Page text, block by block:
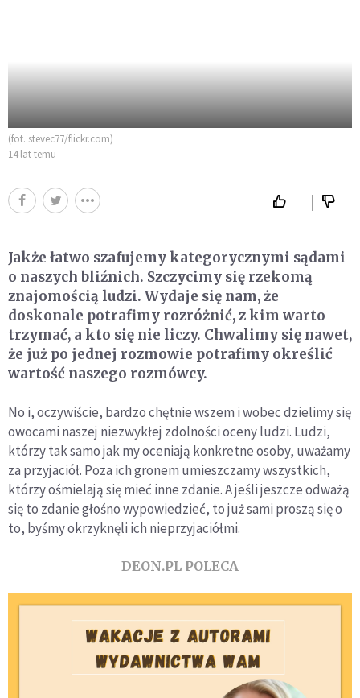
(fot. stevec77/flickr.com)
14 lat temu
Jakże łatwo szafujemy kategorycznymi sądami
o naszych bliźnich. Szczycimy się rzekomą
znajomością ludzi. Wydaje się nam, że
doskonale potrafimy rozróżnić, z kim warto
trzymać, a kto się nie liczy. Chwalimy się nawet,
że już po jednej rozmowie potrafimy określić
wartość naszego rozmówcy.
No i, oczywiście, bardzo chętnie wszem i wobec dzielimy się
owocami naszej niezwykłej zdolności oceny ludzi. Ludzi,
którzy tak samo jak my oceniają konkretne osoby, uważamy
za przyjaciół. Poza ich gronem umieszczamy wszystkich,
którzy ośmielają się mieć inne zdanie. A jeśli jeszcze odważą
się to zdanie głośno wypowiedzieć, to już sami proszą się o
to, byśmy okrzyknęli ich nieprzyjaciółmi.
DEON.PL POLECA